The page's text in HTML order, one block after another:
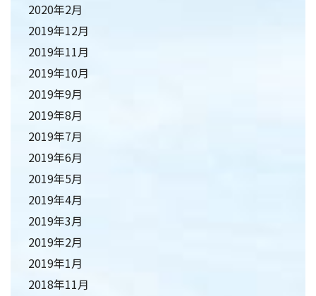
2020年2月
2019年12月
2019年11月
2019年10月
2019年9月
2019年8月
2019年7月
2019年6月
2019年5月
2019年4月
2019年3月
2019年2月
2019年1月
2018年11月